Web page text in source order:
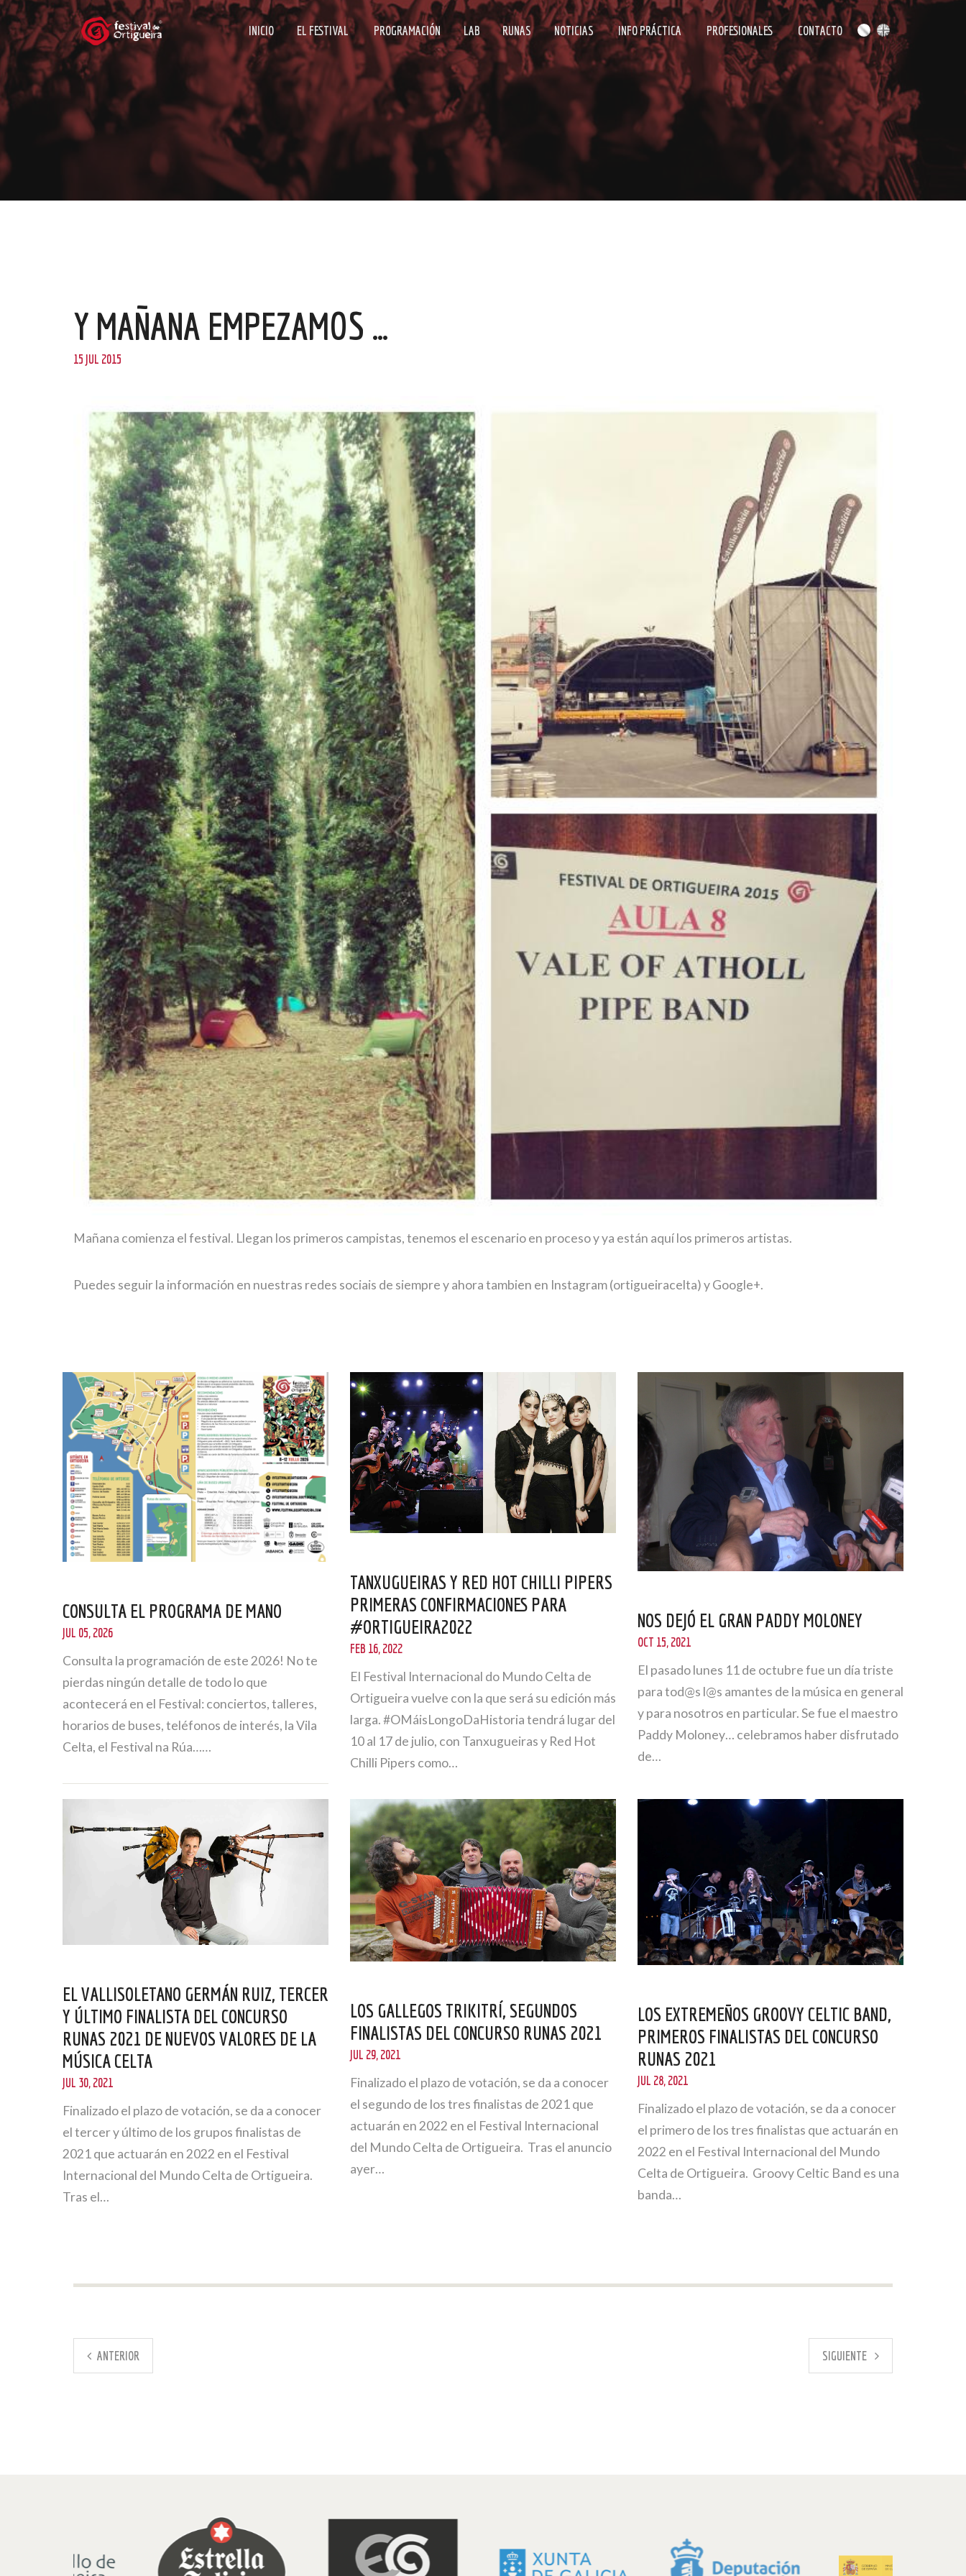
INICIO EL FESTIVAL PROGRAMACIÓN LAB RUNAS NOTICIAS INFO PRÁCTICA PROFESIONALES CONTACTO
Y MAÑANA EMPEZAMOS …
15 JUL 2015
Mañana comienza el festival. Llegan los primeros campistas, tenemos el escenario en proceso y ya están aquí los primeros artistas.
Puedes seguir la información en nuestras redes sociais de siempre y ahora tambien en Instagram (ortigueiracelta) y Google+.
CONSULTA EL PROGRAMA DE MANO
JUL 05, 2026
Consulta la programación de este 2026! No te
pierdas ningún detalle de todo lo que
acontecerá en el Festival: conciertos, talleres,
horarios de buses, teléfonos de interés, la Vila
Celta, el Festival na Rúa……
TANXUGUEIRAS Y RED HOT CHILLI PIPERS
PRIMERAS CONFIRMACIONES PARA
#ORTIGUEIRA2022
FEB 16, 2022
El Festival Internacional do Mundo Celta de
Ortigueira vuelve con la que será su edición más
larga. #OMáisLongoDaHistoria tendrá lugar del
10 al 17 de julio, con Tanxugueiras y Red Hot
Chilli Pipers como…
NOS DEJÓ EL GRAN PADDY MOLONEY
OCT 15, 2021
El pasado lunes 11 de octubre fue un día triste
para tod@s l@s amantes de la música en general
y para nosotros en particular. Se fue el maestro
Paddy Moloney… celebramos haber disfrutado
de…
EL VALLISOLETANO GERMÁN RUIZ, TERCER
Y ÚLTIMO FINALISTA DEL CONCURSO
RUNAS 2021 DE NUEVOS VALORES DE LA
MÚSICA CELTA
JUL 30, 2021
Finalizado el plazo de votación, se da a conocer
el tercer y último de los grupos finalistas de
2021 que actuarán en 2022 en el Festival
Internacional del Mundo Celta de Ortigueira.
Tras el…
LOS GALLEGOS TRIKITRÍ, SEGUNDOS
FINALISTAS DEL CONCURSO RUNAS 2021
JUL 29, 2021
Finalizado el plazo de votación, se da a conocer
el segundo de los tres finalistas de 2021 que
actuarán en 2022 en el Festival Internacional
del Mundo Celta de Ortigueira. Tras el anuncio
ayer…
LOS EXTREMEÑOS GROOVY CELTIC BAND,
PRIMEROS FINALISTAS DEL CONCURSO
RUNAS 2021
JUL 28, 2021
Finalizado el plazo de votación, se da a conocer
el primero de los tres finalistas que actuarán en
2022 en el Festival Internacional del Mundo
Celta de Ortigueira. Groovy Celtic Band es una
banda…
ANTERIOR SIGUIENTE